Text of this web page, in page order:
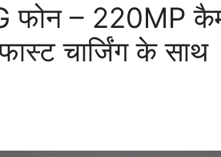
फोन – 220MP
चार्जिंग के साथ